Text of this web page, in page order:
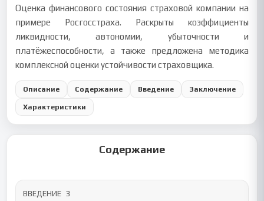
Оценка финансового состояния страховой компании на
примере Росгосстраха. Раскрыты коэффициенты
ликвидности, автономии, убыточности и
платёжеспособности, а также предложена методика
комплексной оценки устойчивости страховщика.
Описание Содержание Введение Заключение
Характеристики
Содержание
ВВЕДЕНИЕ	3